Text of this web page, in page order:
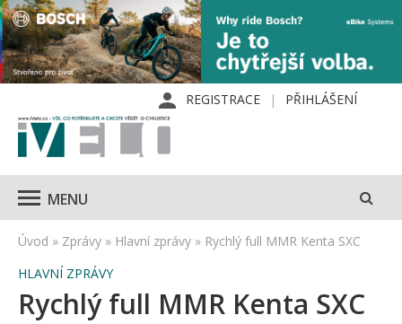
REGISTRACE PŘIHLÁŠENÍ
MENU
Úvod » Zprávy » Hlavní zprávy » Rychlý full MMR Kenta SXC
HLAVNÍ ZPRÁVY
Rychlý full MMR Kenta SXC